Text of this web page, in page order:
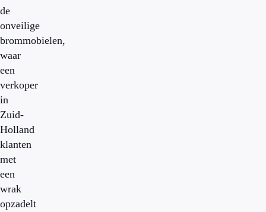
de
onveilige
brommobielen,
waar
een
verkoper
in
Zuid-
Holland
klanten
met
een
wrak
opzadelt